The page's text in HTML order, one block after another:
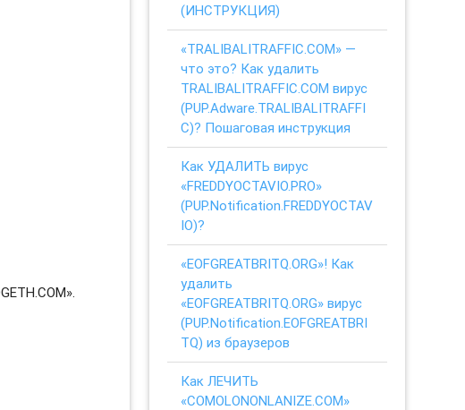
(ИНСТРУКЦИЯ)
«TRALIBALITRAFFIC.COM» —
что это? Как удалить
TRALIBALITRAFFIC.COM вирус
(PUP.Adware.TRALIBALITRAFFI
C)? Пошаговая инструкция
Как УДАЛИТЬ вирус
«FREDDYOCTAVIO.PRO»
(PUP.Notification.FREDDYOCTAV
IO)?
«EOFGREATBRITQ.ORG»! Как
удалить
«EOFGREATBRITQ.ORG» вирус
(PUP.Notification.EOFGREATBRI
TQ) из браузеров
Как ЛЕЧИТЬ
«COMOLONONLANIZE.COM»